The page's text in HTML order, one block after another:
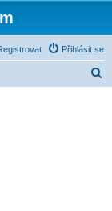
Přihlásit se